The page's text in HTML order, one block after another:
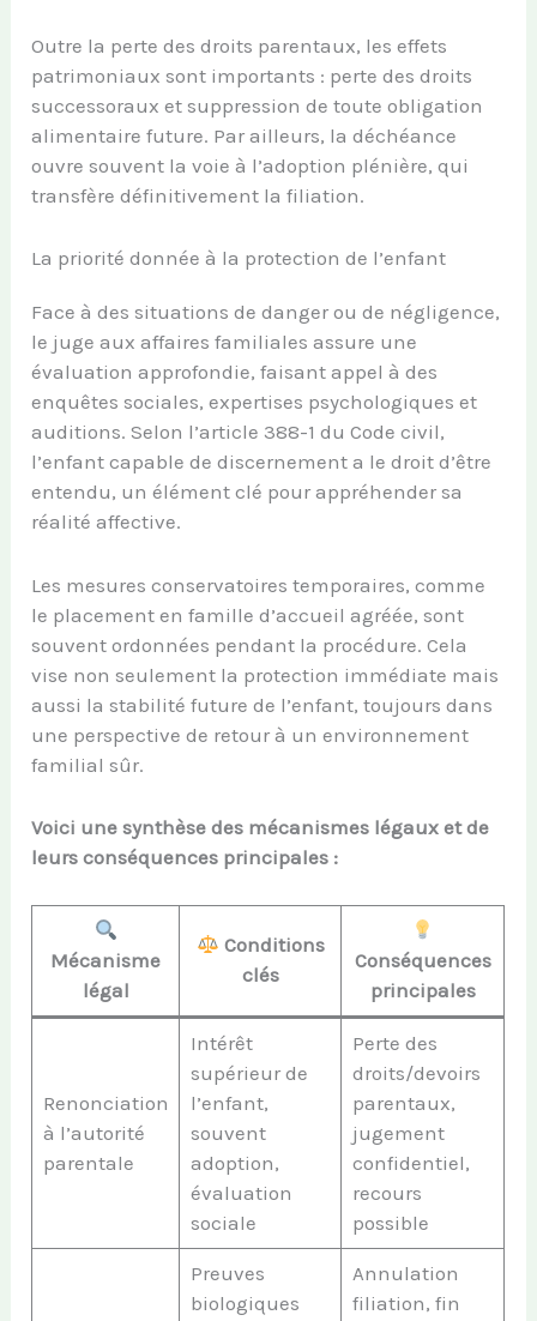
Outre la perte des droits parentaux, les effets
patrimoniaux sont importants : perte des droits
successoraux et suppression de toute obligation
alimentaire future. Par ailleurs, la déchéance
ouvre souvent la voie à l’adoption plénière, qui
transfère définitivement la filiation.
La priorité donnée à la protection de l’enfant
Face à des situations de danger ou de négligence,
le juge aux affaires familiales assure une
évaluation approfondie, faisant appel à des
enquêtes sociales, expertises psychologiques et
auditions. Selon l’article 388-1 du Code civil,
l’enfant capable de discernement a le droit d’être
entendu, un élément clé pour appréhender sa
réalité affective.
Les mesures conservatoires temporaires, comme
le placement en famille d’accueil agréée, sont
souvent ordonnées pendant la procédure. Cela
vise non seulement la protection immédiate mais
aussi la stabilité future de l’enfant, toujours dans
une perspective de retour à un environnement
familial sûr.
Voici une synthèse des mécanismes légaux et de
leurs conséquences principales :
Mécanisme
légal
Conditions
clés
Conséquences
principales
Renonciation
à l’autorité
parentale
Intérêt
supérieur de
l’enfant,
souvent
adoption,
évaluation
sociale
Perte des
droits/devoirs
parentaux,
jugement
confidentiel,
recours
possible
Preuves
biologiques
Annulation
filiation, fin